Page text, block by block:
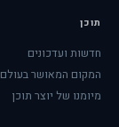
תוכן
חדשות ועדכונים
המקום המאושר בעולם
מיומנו של יוצר תוכן